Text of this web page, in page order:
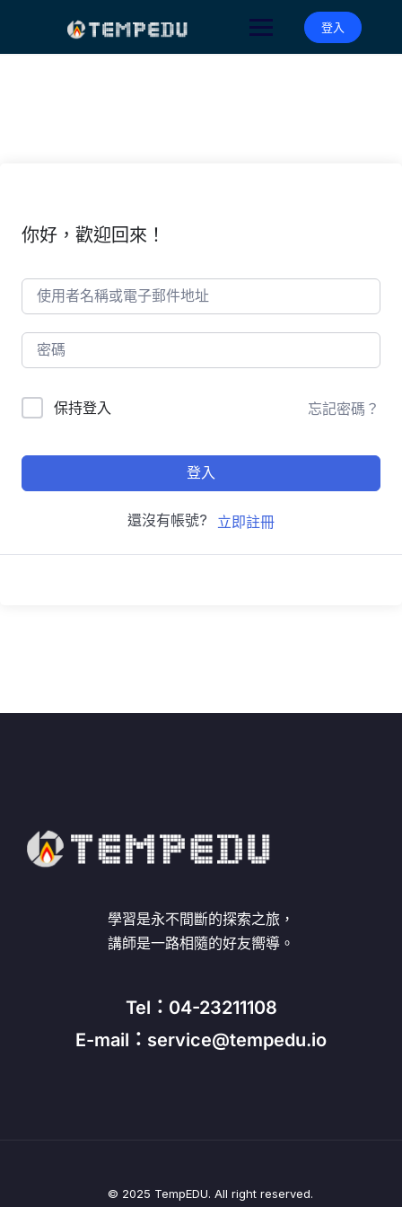
登入
你好，歡迎回來！
保持登入 忘記密碼？
登入
還沒有帳號? 立即註冊
學習是永不間斷的探索之旅，
講師是一路相隨的好友嚮導。
Tel：04-23211108
E-mail：service@tempedu.io
© 2025 TempEDU. All right reserved.